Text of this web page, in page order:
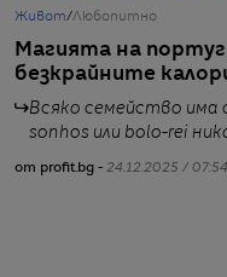
Живот/Любопитно
Магията на
безкрайните
Всяко семейство има
sonhos или bolo-rei
от profit.bg - 24.12.2025 / 07:54